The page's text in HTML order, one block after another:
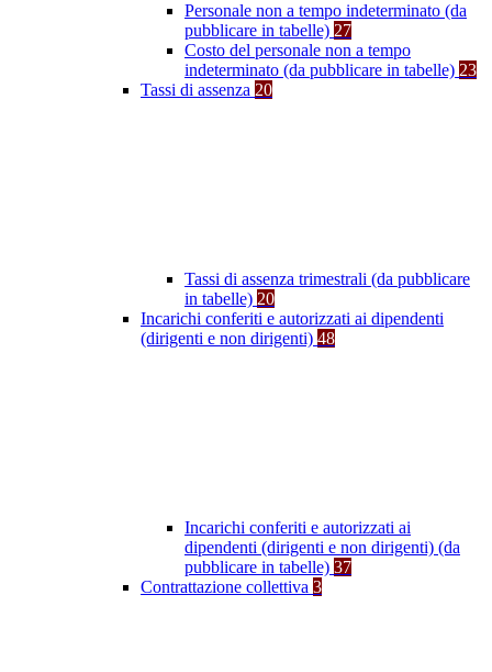
Personale non a tempo indeterminato (da
pubblicare in tabelle) 27
Costo del personale non a tempo
indeterminato (da pubblicare in tabelle) 23
Tassi di assenza 20
Tassi di assenza trimestrali (da pubblicare
in tabelle) 20
Incarichi conferiti e autorizzati ai dipendenti
(dirigenti e non dirigenti) 48
Incarichi conferiti e autorizzati ai
dipendenti (dirigenti e non dirigenti) (da
pubblicare in tabelle) 37
Contrattazione collettiva 3